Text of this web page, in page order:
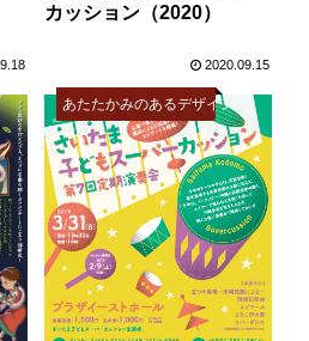
カッション（2020）
2020.09.15
あたたかみのあるデザイン